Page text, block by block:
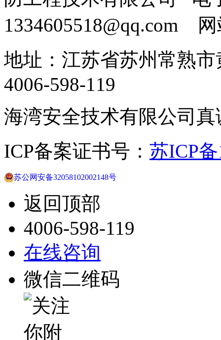
1334605518@qq.com
地址：江苏省苏州常熟
4006-598-119
海湾安全技术有限公司
ICP备案证书号： 苏ICP
苏公网安备32058102002148号
返回顶部
4006-598-119
在线咨询
微信二维码